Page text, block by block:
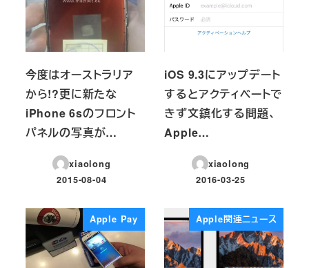
今度はオーストラリア
から!?更に新たな
iPhone 6sのフロント
パネルの写真が…
xiaolong
投稿日
2015-08-04
iOS 9.3にアップデート
するとアクティベートで
きず文鎮化する問題、
Apple…
xiaolong
投稿日
2016-03-25
Apple Pay Apple関連ニュース